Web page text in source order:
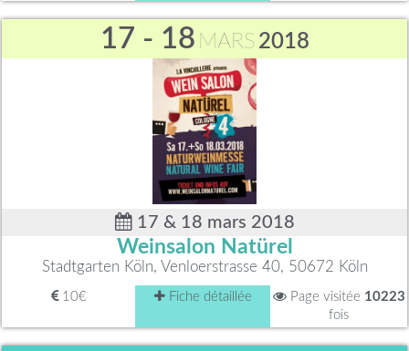
17 - 18 MARS 2018
17 & 18 mars 2018
Weinsalon Natürel
Stadtgarten Köln, Venloerstrasse 40, 50672 Köln
10€ Fiche détaillée Page visitée 10223
fois